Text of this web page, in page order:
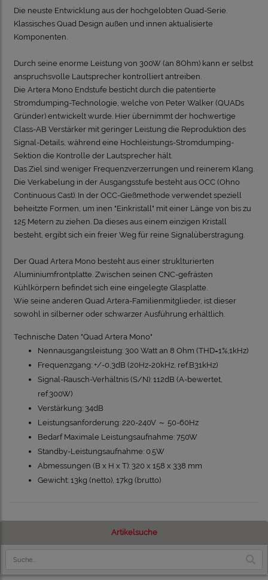
Die neuste Entwicklung aus der hochgelobten Quad-Serie.
Klassisches Quad Design außen und innen aktualisierte
Komponenten.
Durch seine enorme Leistung von 300W (an 8Ohm) kann er selbst
anspruchsvolle Lautsprecher kontrolliert antreiben.
Die Artera Mono Endstufe besticht durch die patentierte
Stromdumping-Technologie, welche von Peter Walker (QUADs
Gründer) entwickelt wurde. Hier übernimmt der hochwertige
Class-AB Verstärker mit geringer Leistung die Reproduktion des
Signal-Details, während eine Hochleistungs-Stromdumping-
Sektion die Kontrolle der Lautsprecher hält.
Das Ziel sind weniger Frequenzverzerrungen und reinerem Klang.
Die Verkabelung in der Ausgangsstufe besteht aus OCC (Ohno
Continuous Cast). In der OCC-Gießmethode verwendet speziell
beheitzte Formen, um inen "Einkristall" mit einer Länge von bis zu
125 Metern zu ziehen. Da dieses aus einem einzigen Kristall
besteht, ergibt sich ein freier Weg für reine Signalüberstragung.
Der Quad Artera Mono besteht aus einer struklturierten
Aluminiumfrontplatte. Zwischen seinen CNC-gefrästen
Kühlkörpern befindet sich eine eingelegte Glasplatte.
Wie seine anderen Quad Artera-Familienmitglieder, ist dieser
sowohl in silberner oder schwarzer Ausführung erhältlich.
Technische Daten "Quad Artera Mono"
Nennausgangsleistung: 300 Watt an 8 Ohm (THD=1%,1kHz)
Frequenzgang: +/-0,3dB (20Hz-20kHz, ref.B31kHz)
Signal-Rausch-Verhältnis (S/N): 112dB (A-bewertet,
ref.300W)
Verstärkung: 34dB
Leistungsanforderung: 220-240V ～ 50-60Hz
Bedarf Maximale Leistungsaufnahme: 750W
Standby-Leistungsaufnahme: 0.5W
Abmessungen (B x H x T): 320 x 158 x 338 mm
Gewicht: 13kg (netto), 17kg (brutto)
Artikelsuche